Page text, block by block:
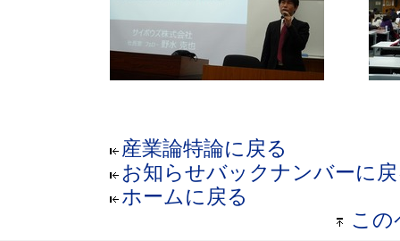
産業論特論に戻る
お知らせバックナンバーに
ホームに戻る
この